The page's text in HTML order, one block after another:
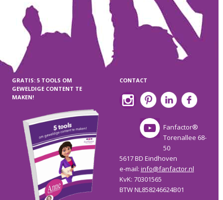
GRATIS: 5 TOOLS OM
GEWELDIGE CONTENT TE
MAKEN!
CONTACT
Fanfactor®
Torenallee 68-
50
5617 BD Eindhoven
e-mail: info@fanfactor.nl
KvK: 70301565
BTW NL858246624B01